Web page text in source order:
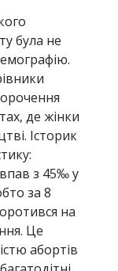
була не
де жінки
Історик
з 45‰ у
за 8
на
Це
абортів